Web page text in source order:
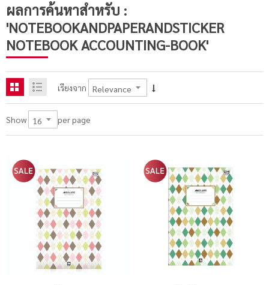
ผลการค้นหาสำหรับ :
'NOTEBOOKANDPAPERANDSTICKER
NOTEBOOK ACCOUNTING-BOOK'
เรียงจาก
Show per page